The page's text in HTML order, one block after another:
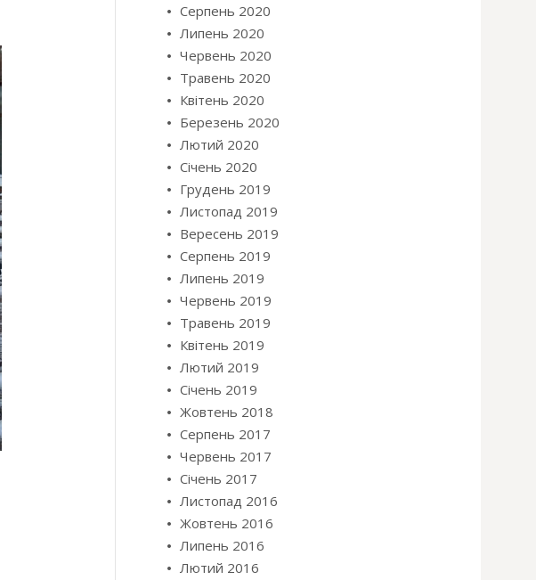
Серпень 2020
Липень 2020
Червень 2020
Травень 2020
Квітень 2020
Березень 2020
Лютий 2020
Січень 2020
Грудень 2019
Листопад 2019
Вересень 2019
Серпень 2019
Липень 2019
Червень 2019
Травень 2019
Квітень 2019
Лютий 2019
Січень 2019
Жовтень 2018
Серпень 2017
Червень 2017
Січень 2017
Листопад 2016
Жовтень 2016
Липень 2016
Лютий 2016